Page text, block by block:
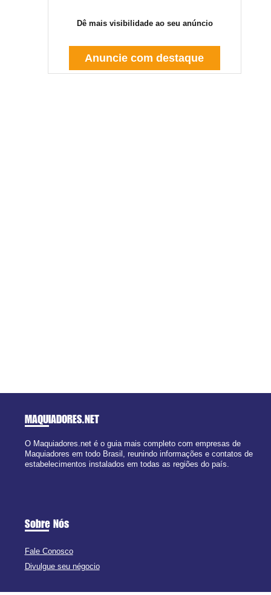
Dê mais visibilidade ao seu anúncio
Anuncie com destaque
MAQUIADORES.NET
O Maquiadores.net é o guia mais completo com empresas de
Maquiadores em todo Brasil, reunindo informações e contatos de
estabelecimentos instalados em todas as regiões do país.
Sobre Nós
Fale Conosco
Divulgue seu négocio